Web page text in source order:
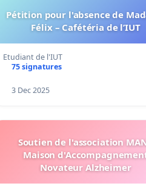
Pétition pour l'absence de Madame
Félix – Cafétéria de l’IUT
Etudiant de l'IUT
75 signatures
3 Dec 2025
Soutien de l'association
Maison
Novateur Alzheimer